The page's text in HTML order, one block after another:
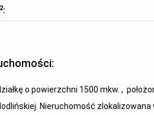
2:
o powierzchni 1500 mkw. ,
Nieruchomość